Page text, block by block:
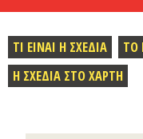
ΤΙ ΕΙΝΑΙ Η ΣΧΕΔΙΑ ΤΟ
Η ΣΧΕΔΙΑ ΣΤΟ ΧΑΡΤΗ